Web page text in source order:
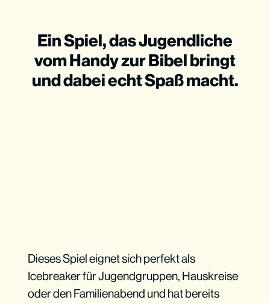
Ein Spiel, das Jugendliche
vom Handy zur Bibel bringt
und dabei echt Spaß macht.
Dieses Spiel eignet sich perfekt als
Icebreaker für Jugendgruppen, Hauskreise
oder den Familienabend und hat bereits